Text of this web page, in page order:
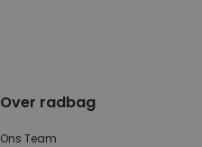
Over radbag
Ons Team